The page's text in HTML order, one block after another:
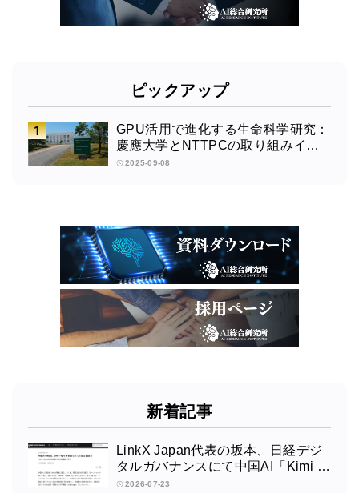
ピックアップ
GPU活用で進化する生命科学研究：
慶應大学とNTTPCの取り組みイン
タビュー
2025-09-08
新着記事
LinkX Japan代表の坂本、日経デジ
タルガバナンスにて中国AI「Kimi K
3」を解説
2026-07-23